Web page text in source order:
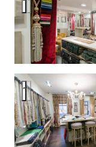
Интерьер салона